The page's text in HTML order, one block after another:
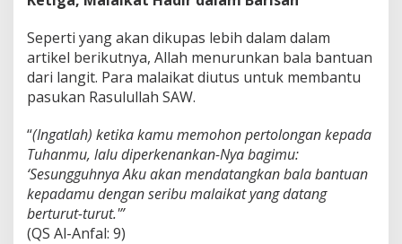
Seperti yang akan dikupas lebih dalam dalam
artikel berikutnya, Allah menurunkan bala bantuan
dari langit. Para malaikat diutus untuk membantu
pasukan Rasulullah SAW.
“(Ingatlah) ketika kamu memohon pertolongan kepada
Tuhanmu, lalu diperkenankan-Nya bagimu:
‘Sesungguhnya Aku akan mendatangkan bala bantuan
kepadamu dengan seribu malaikat yang datang
berturut-turut.'”
(QS Al-Anfal: 9)